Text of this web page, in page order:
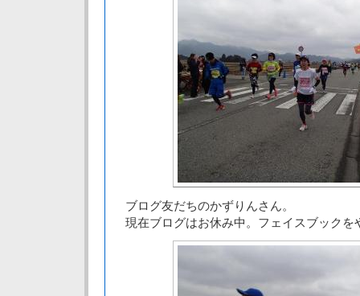
ブログ友だちのかずりんさん。
現在ブログはお休み中。フェイスブックを